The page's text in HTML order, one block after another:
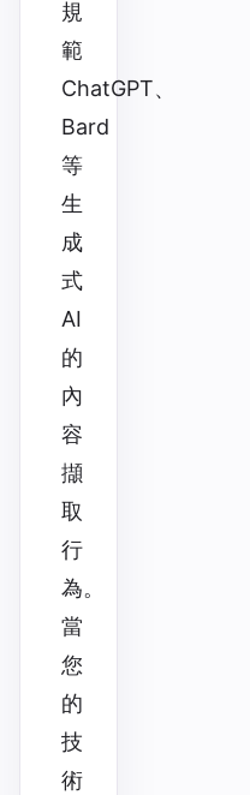
規
範
ChatGPT、
Bard
等
生
成
式
AI
的
內
容
擷
取
行
為。
當
您
的
技
術